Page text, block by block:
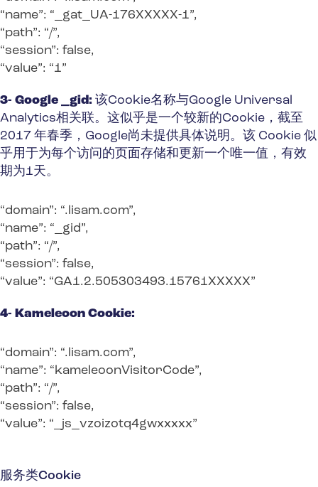
“name”: “_gat_UA-176XXXXX-1”,
“path”: “/”,
“session”: false,
“value”: “1”
3- Google _gid: 该Cookie名称与Google Universal
Analytics相关联。这似乎是一个较新的Cookie，截至
2017 年春季，Google尚未提供具体说明。该 Cookie 似
乎用于为每个访问的页面存储和更新一个唯一值，有效
期为1天。
“domain”: “.lisam.com”,
“name”: “_gid”,
“path”: “/”,
“session”: false,
“value”: “GA1.2.505303493.15761XXXXX”
4- Kameleoon Cookie:
“domain”: “.lisam.com”,
“name”: “kameleoonVisitorCode”,
“path”: “/”,
“session”: false,
“value”: “_js_vzoizotq4gwxxxxx”
服务类Cookie